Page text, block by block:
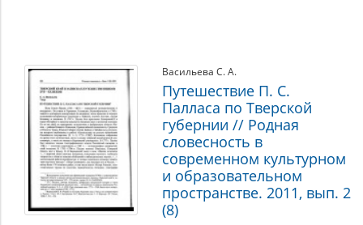
Васильева С. А.
Путешествие П. С.
Палласа по Тверской
губернии // Родная
словесность в
современном культурном
и образовательном
пространстве. 2011, вып. 2
(8)